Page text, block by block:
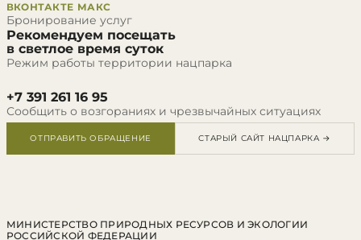
ВКОНТАКТЕ МАКС
Бронирование услуг
Рекомендуем посещать
в светлое время суток
Режим работы территории нацпарка
+7 391 261 16 95
Сообщить о возгораниях и чрезвычайных ситуациях
ОТПРАВИТЬ ОБРАЩЕНИЕ СТАРЫЙ САЙТ НАЦПАРКА →
МИНИСТЕРСТВО ПРИРОДНЫХ РЕСУРСОВ И ЭКОЛОГИИ
РОССИЙСКОЙ ФЕДЕРАЦИИ